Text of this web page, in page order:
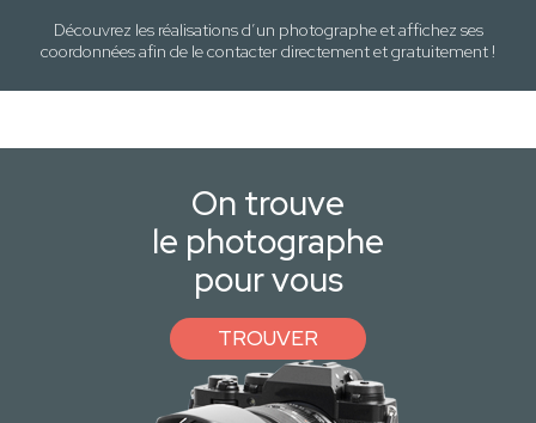
Découvrez les réalisations d’un photographe et affichez ses
coordonnées afin de le contacter directement et gratuitement !
On trouve
le photographe
pour vous
TROUVER